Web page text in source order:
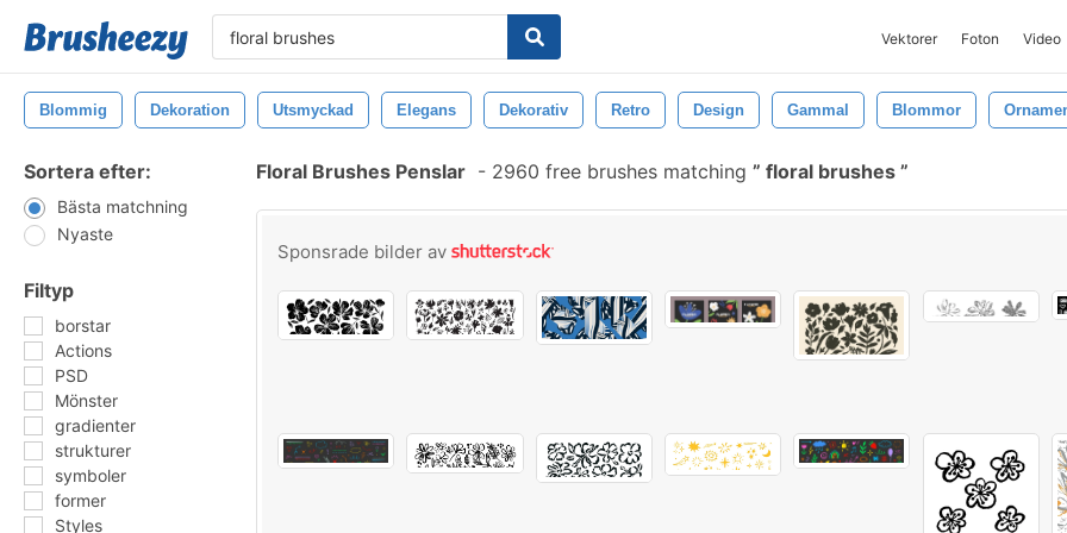
Vektorer Foton Video
Blommig Dekoration Utsmyckad Elegans Dekorativ Retro Design Gammal Blommor
Sortera efter:
Bästa matchning
Nyaste
Filtyp
borstar
Actions
PSD
Mönster
gradienter
strukturer
symboler
former
Styles
Floral Brushes Penslar - 2960 free brushes matching floral brushes
Sponsrade bilder av